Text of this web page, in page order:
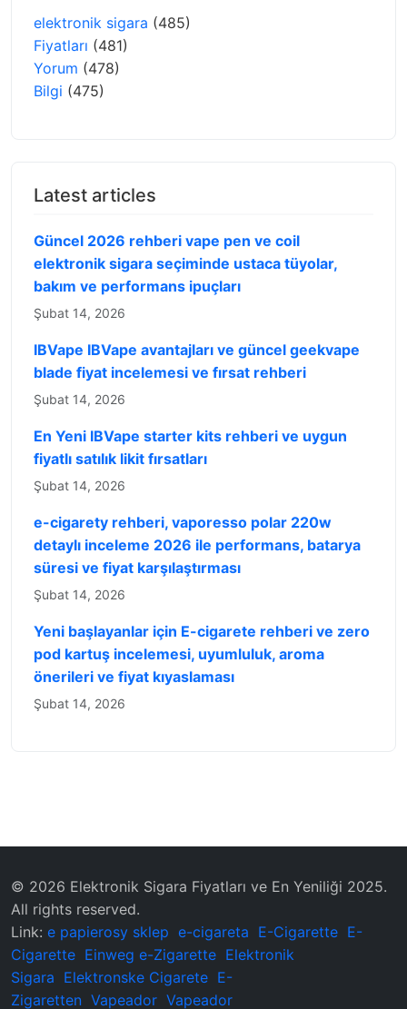
elektronik sigara (485)
Fiyatları (481)
Yorum (478)
Bilgi (475)
Latest articles
Güncel 2026 rehberi vape pen ve coil
elektronik sigara seçiminde ustaca tüyolar,
bakım ve performans ipuçları
Şubat 14, 2026
IBVape IBVape avantajları ve güncel geekvape
blade fiyat incelemesi ve fırsat rehberi
Şubat 14, 2026
En Yeni IBVape starter kits rehberi ve uygun
fiyatlı satılık likit fırsatları
Şubat 14, 2026
e-cigarety rehberi, vaporesso polar 220w
detaylı inceleme 2026 ile performans, batarya
süresi ve fiyat karşılaştırması
Şubat 14, 2026
Yeni başlayanlar için E-cigarete rehberi ve zero
pod kartuş incelemesi, uyumluluk, aroma
önerileri ve fiyat kıyaslaması
Şubat 14, 2026
© 2026 Elektronik Sigara Fiyatları ve En Yeniliği 2025.
All rights reserved.
Link: e papierosy sklep e-cigareta E-Cigarette E-
Cigarette Einweg e-Zigarette Elektronik
Sigara Elektronske Cigarete E-
Zigaretten Vapeador Vapeador